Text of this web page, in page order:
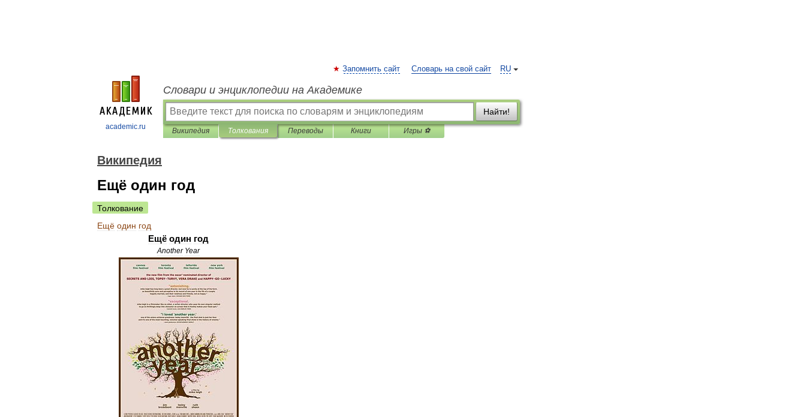
academic.ru
RU
Запомнить сайт Словарь на свой сайт
Словари и энциклопедии на Академике
Найти!
Википедия Толкования Переводы Книги Игры ⚽
Википедия
Ещё один год
Толкование
Ещё один год
Ещё один год
Another Year